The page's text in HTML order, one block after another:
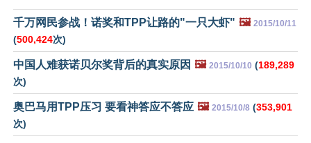
千万网民参战！诺奖和TPP让路的"一只大虾" 🖼️ 2015/10/11
(500,424次)
中国人难获诺贝尔奖背后的真实原因 🖼️ 2015/10/10 (189,289
次)
奥巴马用TPP压习 要看神答应不答应 🖼️ 2015/10/8 (353,901
次)